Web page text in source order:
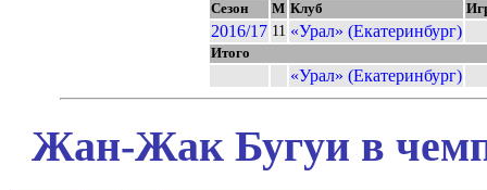
Сезон М Клуб
2016/17 11 «Урал» (Екатеринбург)
Итого
«Урал» (Екатеринбург)
Жан-Жак Бугуи в